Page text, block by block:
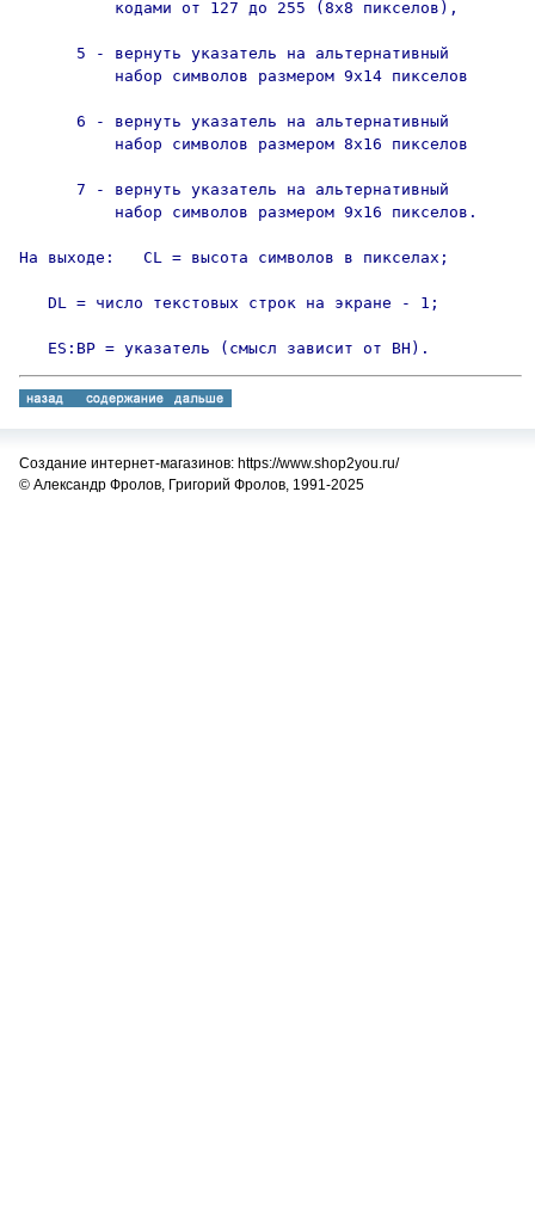
          кодами от 127 до 255 (8х8 пикселов),
      5 - вернуть указатель на альтернативный
          набор символов размером 9х14 пикселов
      6 - вернуть указатель на альтернативный
          набор символов размером 8х16 пикселов
      7 - вернуть указатель на альтернативный
          набор символов размером 9х16 пикселов.
На выходе:   CL = высота символов в пикселах;
   DL = число текстовых строк на экране - 1;
   ES:BP = указатель (смысл зависит от BH).
Создание интернет-магазинов: https://www.shop2you.ru/
© Александр Фролов, Григорий Фролов, 1991-2025